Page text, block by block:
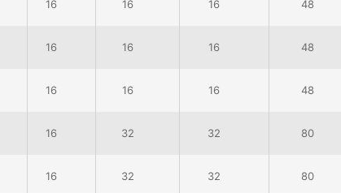
16 16 16 48
16 16 16 48
16 16 16 48
16 32 32 80
16 32 32 80